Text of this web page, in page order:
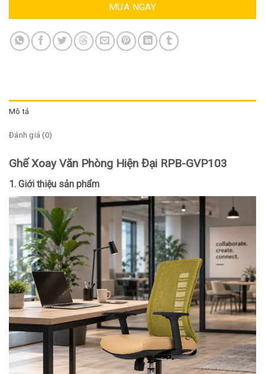
MUA NGAY
Mô tả
Đánh giá (0)
Ghế Xoay Văn Phòng Hiện Đại RPB-GVP103
1. Giới thiệu sản phẩm